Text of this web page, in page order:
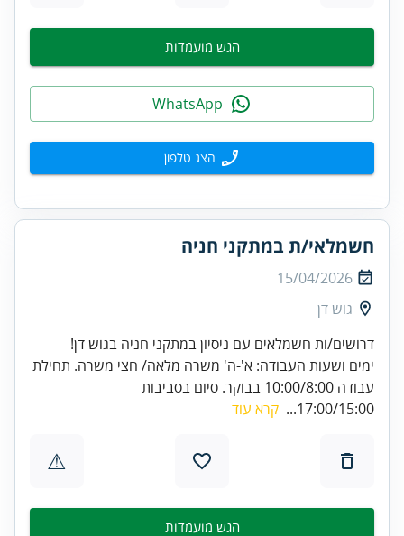
הגש מועמדות
הצג טלפון
חשמלאי/ת במתקני חניה
15/04/2026
גוש דן
דרושים/ות חשמלאים עם ניסיון במתקני חניה בגוש דן!
ימים ושעות העבודה: א'-ה' משרה מלאה/ חצי משרה. תחילת
עבודה 10:00/8:00 בבוקר. סיום בסביבות
17:00/15:00...
קרא עוד
⚠
הגש מועמדות